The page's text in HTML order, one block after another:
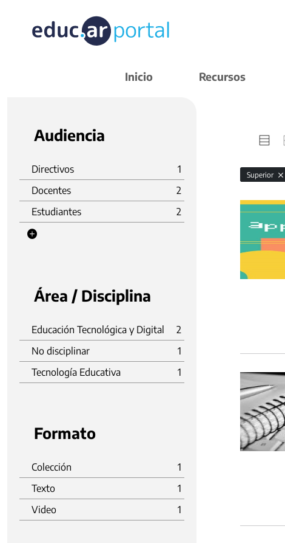
Inicio Recursos
Audiencia
Directivos
1
Docentes
2
Estudiantes
2
Área / Disciplina
Educación Tecnológica y Digital
2
No disciplinar
1
Tecnología Educativa
1
Formato
Colección
1
Texto
1
Video
1
Superior